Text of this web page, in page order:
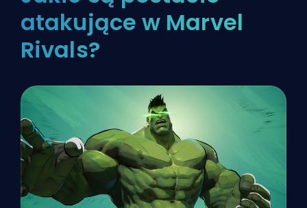
atakujące w Marvel
Rivals?